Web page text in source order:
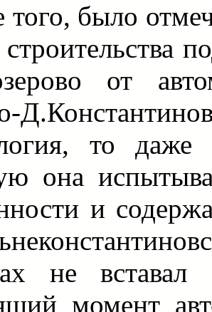
того, было
от
то даже
она
и
не
момент